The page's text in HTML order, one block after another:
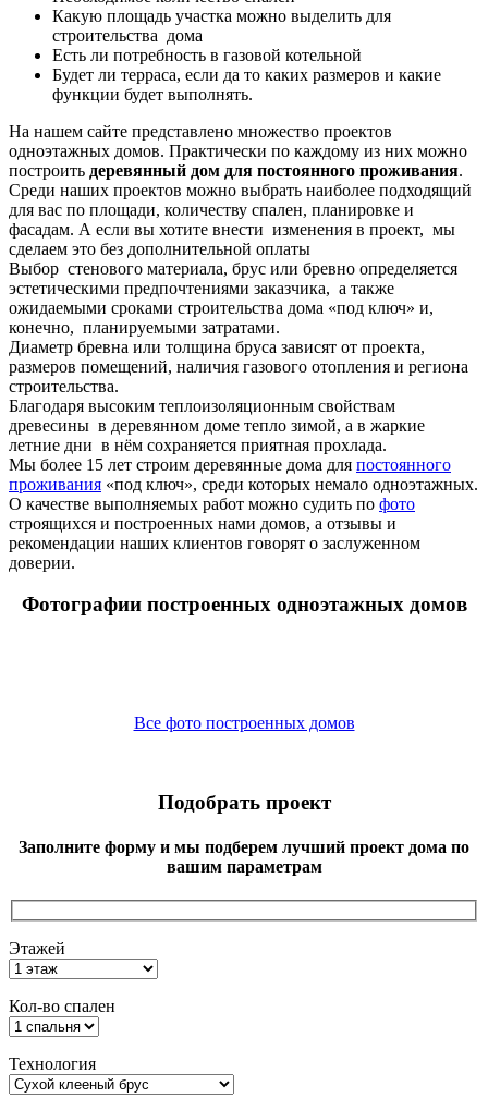
Какую площадь участка можно выделить для
строительства дома
Есть ли потребность в газовой котельной
Будет ли терраса, если да то каких размеров и какие
функции будет выполнять.
На нашем сайте представлено множество проектов
одноэтажных домов. Практически по каждому из них можно
построить деревянный дом для постоянного проживания.
Среди наших проектов можно выбрать наиболее подходящий
для вас по площади, количеству спален, планировке и
фасадам. А если вы хотите внести изменения в проект, мы
сделаем это без дополнительной оплаты
Выбор стенового материала, брус или бревно определяется
эстетическими предпочтениями заказчика, а также
ожидаемыми сроками строительства дома «под ключ» и,
конечно, планируемыми затратами.
Диаметр бревна или толщина бруса зависят от проекта,
размеров помещений, наличия газового отопления и региона
строительства.
Благодаря высоким теплоизоляционным свойствам
древесины в деревянном доме тепло зимой, а в жаркие
летние дни в нём сохраняется приятная прохлада.
Мы более 15 лет строим деревянные дома для постоянного
проживания «под ключ», среди которых немало одноэтажных.
О качестве выполняемых работ можно судить по фото
строящихся и построенных нами домов, а отзывы и
рекомендации наших клиентов говорят о заслуженном
доверии.
Фотографии построенных одноэтажных домов
Все фото построенных домов
Подобрать проект
Заполните форму и мы подберем лучший проект дома по
вашим параметрам
Этажей
Кол-во спален
Технология